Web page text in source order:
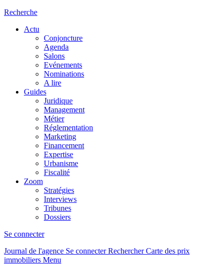
Recherche
Actu
Conjoncture
Agenda
Salons
Evénements
Nominations
A lire
Guides
Juridique
Management
Métier
Réglementation
Marketing
Financement
Expertise
Urbanisme
Fiscalité
Zoom
Stratégies
Interviews
Tribunes
Dossiers
Se connecter
Journal de l'agence Se connecterRechercher Carte des prix
immobiliers Menu